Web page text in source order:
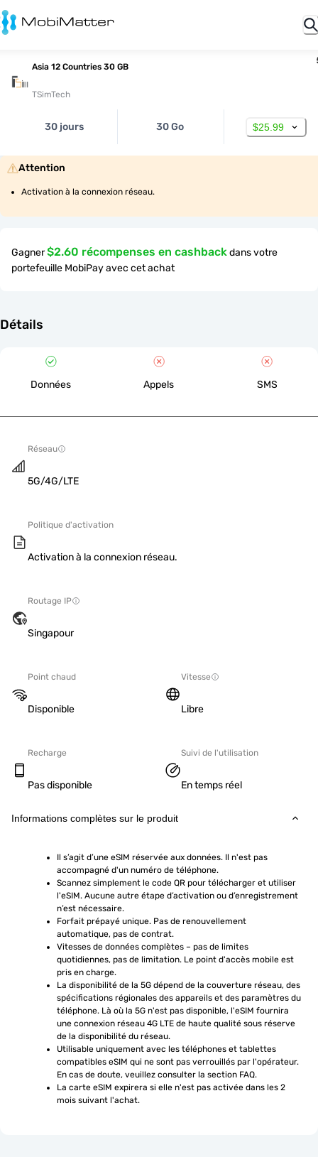
Asia 12 Countries 30 GB
TSimTech
30 jours 30 Go $25.99
Attention
Activation à la connexion réseau.
Gagner$2.60 récompenses en cashbackdans votre
portefeuille MobiPay avec cet achat
Détails
Données Appels SMS
Réseau
5G/4G/LTE
Politique d'activation
Activation à la connexion réseau.
Routage IP
Singapour
Point chaud
Disponible
Vitesse
Libre
Recharge
Pas disponible
Suivi de l'utilisation
En temps réel
Informations complètes sur le produit
Il s’agit d’une eSIM réservée aux données. Il n'est pas
accompagné d'un numéro de téléphone.
Scannez simplement le code QR pour télécharger et utiliser
l'eSIM. Aucune autre étape d’activation ou d’enregistrement
n’est nécessaire.
Forfait prépayé unique. Pas de renouvellement
automatique, pas de contrat.
Vitesses de données complètes – pas de limites
quotidiennes, pas de limitation. Le point d'accès mobile est
pris en charge.
La disponibilité de la 5G dépend de la couverture réseau, des
spécifications régionales des appareils et des paramètres du
téléphone. Là où la 5G n'est pas disponible, l'eSIM fournira
une connexion réseau 4G LTE de haute qualité sous réserve
de la disponibilité du réseau.
Utilisable uniquement avec les téléphones et tablettes
compatibles eSIM qui ne sont pas verrouillés par l'opérateur.
En cas de doute, veuillez consulter la section FAQ.
La carte eSIM expirera si elle n'est pas activée dans les 2
mois suivant l'achat.